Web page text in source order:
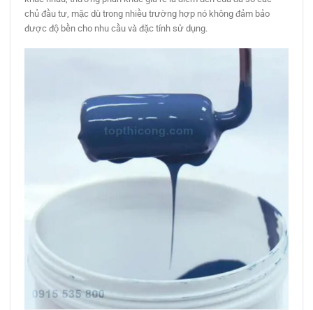
chủ đầu tư, mặc dù trong nhiều trường hợp nó không đảm bảo
được độ bền cho nhu cầu và đặc tính sử dụng.